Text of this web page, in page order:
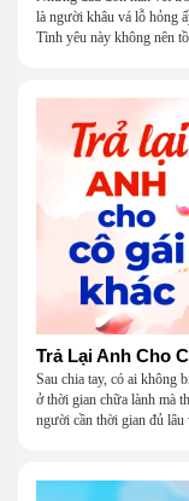
là người khâu vá lỗ hỏng
Tình yêu này không nên
Trả Lại Anh Cho
Sau chia tay, có ai không
ở thời gian chữa lành mà
người cần thời gian đủ lâu